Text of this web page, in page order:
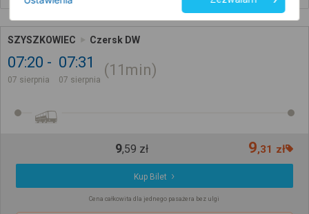
SZYSZKOWIEC Czersk DW
07:20
07 sierpnia
07:31
07 sierpnia
11min
9,59 zł 9,31 zł
Kup Bilet
Cena całkowita dla jednego pasażera bez ulgi